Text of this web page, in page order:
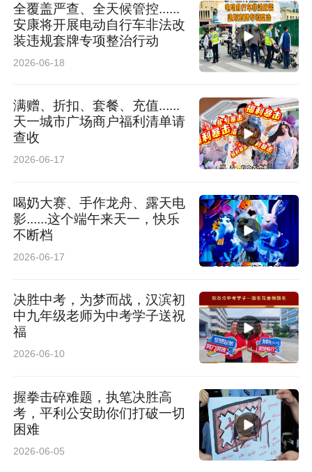
全覆盖严查、全天候管控......
安康将开展电动自行车非法改
装违规套牌专项整治行动
2026-06-18
满赠、折扣、套餐、充值......
天一城市广场商户福利清单请
查收
2026-06-17
喝奶大赛、手作龙舟、露天电
影......这个端午来天一，快乐
不断档
2026-06-17
决胜中考，为梦而战，汉滨初
中九年级老师为中考学子送祝
福
2026-06-10
握拳击碎难题，执笔决胜高
考，平利公安助你们打破一切
困难
2026-06-05